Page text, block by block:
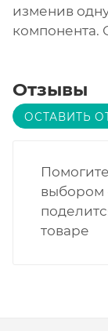
изменив
компонента.
Отзывы
ОСТАВИТЬ
выбором
товаре